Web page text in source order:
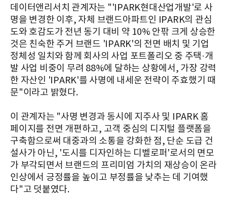
데이터앤리서치 관계자는 "'IPARK현대산업개발'로 사
명을 변경한 이후, 자체 브랜드아파트인 IPARK의 관심
도와 호감도가 전년 동기 대비 약 10% 안팎 크게 상승한
것은 친숙한 주거 브랜드 'IPARK'의 전면 배치 및 기업
정체성 일치와 함께 회사의 사업 포트폴리오 중 주택·개
발 사업 비중이 무려 88%에 달하는 상황에서, 가장 강력
한 자산인 'IPARK'를 사명에 내세운 전략이 주효했기 때
문"이라고 밝혔다.
이 관계자는 "사명 변경과 동시에 지주사 및 IPARK 홈
페이지를 전면 개편하고, 고객 중심의 디지털 플랫폼을
구축함으로써 대중과의 소통을 강화한 점, 단순 도급 건
설사가 아닌, '도시를 디자인하는 디벨로퍼'로서의 면모
가 부각되면서 브랜드의 프리미엄 가치의 재상승이 온라
인상에서 긍정률을 높이고 부정률을 낮추는 데 기여했
다"고 덧붙였다.